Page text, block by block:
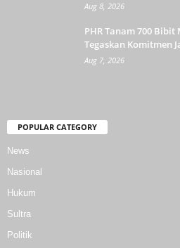
Aug 8, 2026
PHR Tanam 700
Tegaskan Komitmen
Aug 7, 2026
POPULAR CATEGORY
News
Nasional
Hukum
Sultra
Politik